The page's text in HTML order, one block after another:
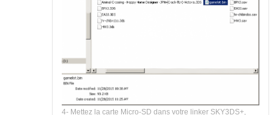
4- Mettez la carte Micro-SD dans votre linker SKY3DS+,